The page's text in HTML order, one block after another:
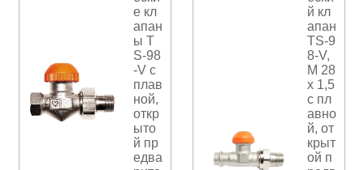
е кл
апан
ы T
S-98
-V с
плав
ной,
откр
ыто
й пр
едва
й кл
апан
TS-9
8-V,
M 28
x 1,5
с пл
авно
й, от
крыт
ой п